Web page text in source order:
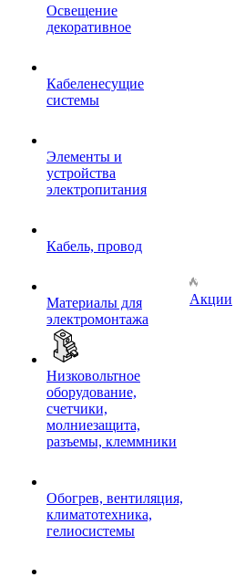
Освещение
декоративное
Кабеленесущие
системы
Элементы и
устройства
электропитания
Кабель, провод
Материалы для
электромонтажа
Низковольтное
оборудование,
счетчики,
молниезащита,
разъемы, клеммники
Обогрев, вентиляция,
климатотехника,
гелиосистемы
Акции